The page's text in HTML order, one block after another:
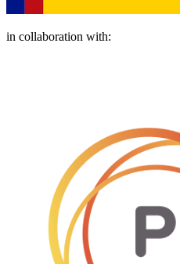
in collaboration with: